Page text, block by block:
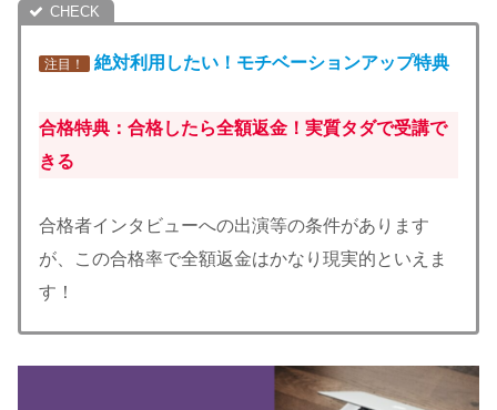
注目！ 絶対利用したい！モチベーションアップ特典
合格特典：合格したら全額返金！実質タダで受講で
きる
合格者インタビューへの出演等の条件があります
が、この合格率で全額返金はかなり現実的といえま
す！